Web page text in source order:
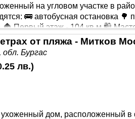
на угловом участке в
🚌 автобусная остановка 🌳
Первый этаж - 104 кв.м 🛍️
спальни 🍽️ Кухня с обеденной
с друзьями. 🏠 Третий этаж ..
Бургас
лв.)
дом, расположенный